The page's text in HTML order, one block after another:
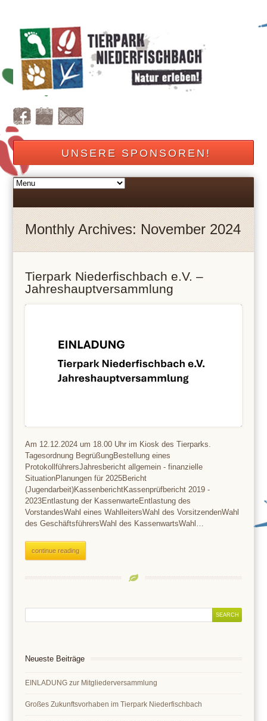
UNSERE SPONSOREN!
Monthly Archives: November 2024
Tierpark Niederfischbach e.V. –
Jahreshauptversammlung
Am 12.12.2024 um 18.00 Uhr im Kiosk des Tierparks.
Tagesordnung Begrüßung Bestellung eines
Protokollführers Jahresbericht allgemein - finanzielle
Situation Planungen für 2025 Bericht
(Jugendarbeit) Kassenbericht Kassenprüfbericht 2019 -
2023 Entlastung der Kassenwarte Entlastung des
Vorstandes Wahl eines Wahlleiters Wahl des Vorsitzenden Wahl
des Geschäftsführers Wahl des Kassenwarts Wahl…
continue reading
Neueste Beiträge
EINLADUNG zur Mitgliederversammlung
Großes Zukunftsvorhaben im Tierpark Niederfischbach